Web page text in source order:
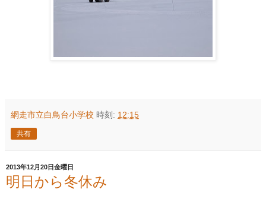
網走市立白鳥台小学校 時刻: 12:15
共有
2013年12月20日金曜日
明日から冬休み